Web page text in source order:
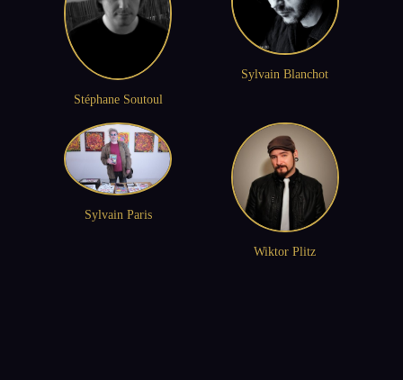
Stéphane Soutoul
Sylvain Blanchot
Sylvain Paris
Wiktor Plitz